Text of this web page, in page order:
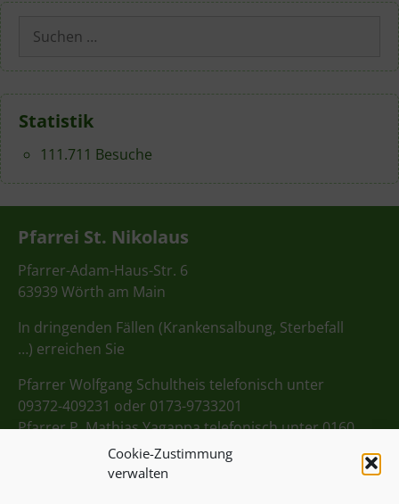
Cookie-Zustimmung
verwalten
Suchen
nach:
Statistik
111.711 Besuche
Pfarrei St. Nikolaus
Pfarrer-Adam-Haus-Str. 6
63939 Wörth am Main
In dringenden Fällen (Krankensalbung, Sterbefall
…) erreichen Sie
Pfarrer Wolfgang Schultheis telefonisch unter
09372-409231 oder 0173-9733201
Pfarrer P. Mathias Yagappa telefonisch unter 0160